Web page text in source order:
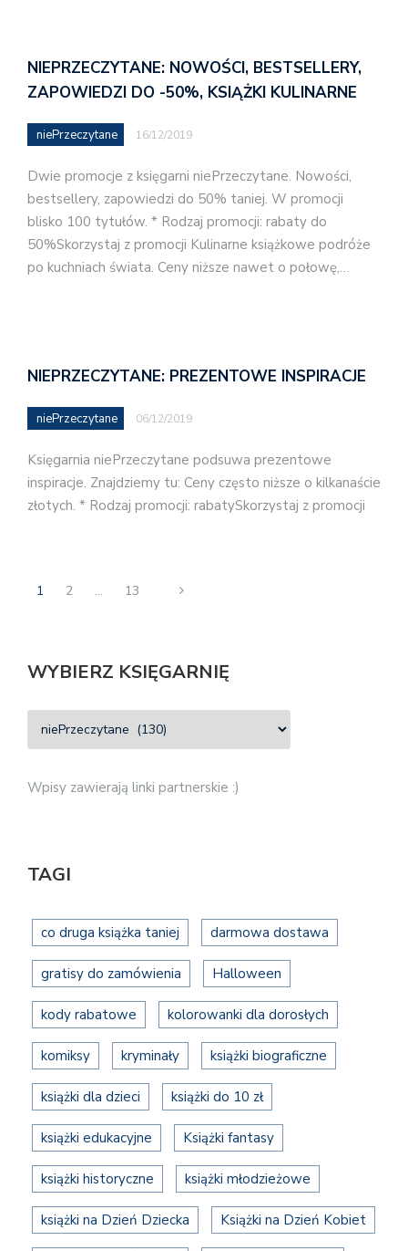
NIEPRZECZYTANE: NOWOŚCI, BESTSELLERY,
ZAPOWIEDZI DO -50%, KSIĄŻKI KULINARNE
niePrzeczytane 16/12/2019
Dwie promocje z księgarni niePrzeczytane. Nowości,
bestsellery, zapowiedzi do 50% taniej. W promocji
blisko 100 tytułów. * Rodzaj promocji: rabaty do
50%Skorzystaj z promocji Kulinarne książkowe podróże
po kuchniach świata. Ceny niższe nawet o połowę,…
NIEPRZECZYTANE: PREZENTOWE INSPIRACJE
niePrzeczytane 06/12/2019
Księgarnia niePrzeczytane podsuwa prezentowe
inspiracje. Znajdziemy tu: Ceny często niższe o kilkanaście
złotych. * Rodzaj promocji: rabatySkorzystaj z promocji
1 2 … 13
WYBIERZ KSIĘGARNIĘ
Wpisy zawierają linki partnerskie :)
TAGI
co druga książka taniej darmowa dostawa
gratisy do zamówienia Halloween
kody rabatowe kolorowanki dla dorosłych
komiksy kryminały książki biograficzne
książki dla dzieci książki do 10 zł
książki edukacyjne Książki fantasy
książki historyczne książki młodzieżowe
książki na Dzień Dziecka Książki na Dzień Kobiet